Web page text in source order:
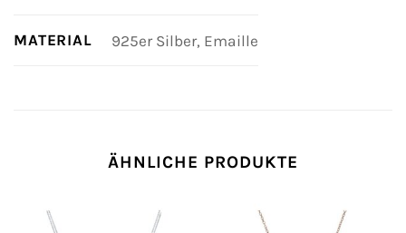
MATERIAL 925er Silber, Emaille
ÄHNLICHE PRODUKTE